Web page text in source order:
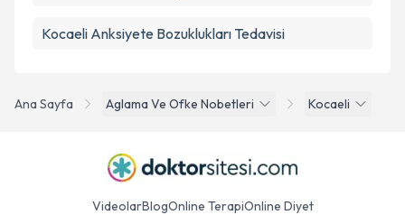
Ana Sayfa Aglama Ve Ofke Nobetleri Kocaeli
Kocaeli Anksiyete Bozuklukları Tedavisi
VideolarBlogOnline TerapiOnline Diyet